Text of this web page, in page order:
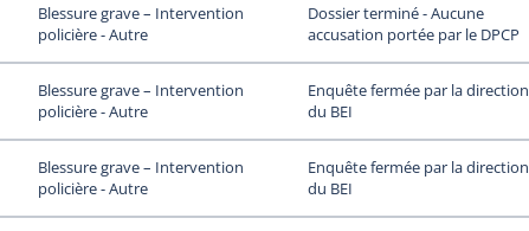
Blessure grave – Intervention
policière - Autre
Dossier terminé - Aucune
accusation portée par le DPCP
Blessure grave – Intervention
policière - Autre
Enquête fermée par la direction
du BEI
Blessure grave – Intervention
policière - Autre
Enquête fermée par la direction
du BEI